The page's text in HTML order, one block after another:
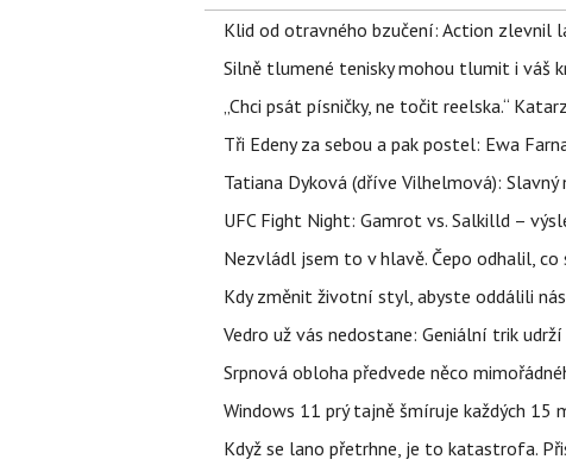
Klid od otravného bzučení: Action zlevnil
Silně tlumené tenisky mohou tlumit i váš
„Chci psát písničky, ne točit reelska.“
Tři Edeny za sebou a pak postel: Ewa
Tatiana Dyková (dříve Vilhelmová):
UFC Fight Night: Gamrot vs. Salkilld –
Nezvládl jsem to v hlavě. Čepo odhalil,
Kdy změnit životní styl, abyste oddálili
Vedro už vás nedostane: Geniální trik
Srpnová obloha předvede něco
Windows 11 prý tajně šmíruje každých
Když se lano přetrhne, je to katastrofa.